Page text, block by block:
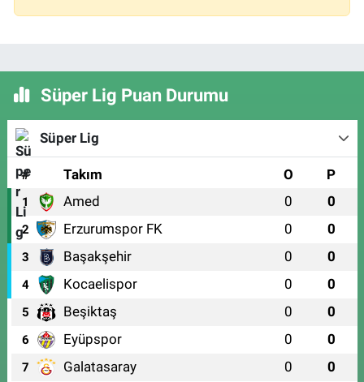
Süper Lig Puan Durumu
Süper Lig
# Takım O P
1 Amed 0 0
2 Erzurumspor FK 0 0
3 Başakşehir 0 0
4 Kocaelispor 0 0
5 Beşiktaş 0 0
6 Eyüpspor 0 0
7 Galatasaray 0 0